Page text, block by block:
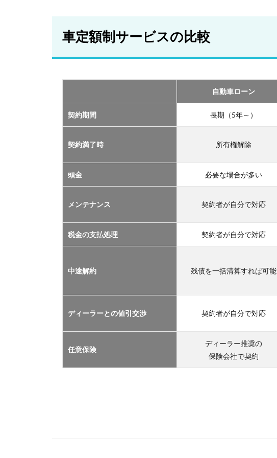
制
ー
ス
比
較
2
おす
の定
額制
サー
TOP
2.1
車サ
クリ
マイ
カー
ス
2.3
車定額制サービスの比較
自動車ローン
契約期間 長期（5年～）
契約満了時 所有権解除
頭金 必要な場合が多い
メンテナンス 契約者が自分で対応
税金の支払処理 契約者が自分で対応
中途解約 残債を一括清算すれば可能
ディーラーとの値引交渉 契約者が自分で対応
任意保険
ディーラー推奨の
保険会社で契約